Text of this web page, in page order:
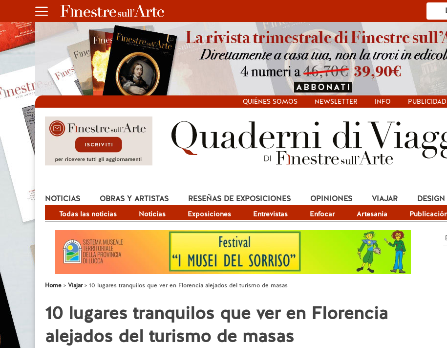
QUIÉNES SOMOS NEWSLETTER INFO PUBLICIDAD
NOTICIAS
Todas las noticias Noticias Exposiciones Entrevistas Enfocar Artesania
OBRAS Y ARTISTAS RESEÑAS DE EXPOSICIONES OPINIONES VIAJAR DESIGN
Home Viajar 10 lugares tranquilos que ver en Florencia alejados del turismo de masas
10 lugares tranquilos que ver en Florencia
alejados del turismo de masas